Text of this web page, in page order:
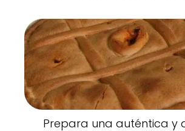
Prepara una auténtica y